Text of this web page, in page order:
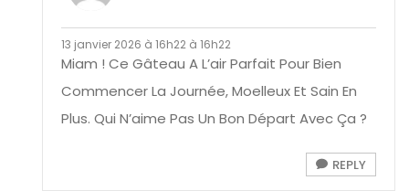
13 janvier 2026 à 16h22 à 16h22
Miam ! Ce Gâteau A L’air Parfait Pour Bien
Commencer La Journée, Moelleux Et Sain En
Plus. Qui N’aime Pas Un Bon Départ Avec Ça ?
REPLY